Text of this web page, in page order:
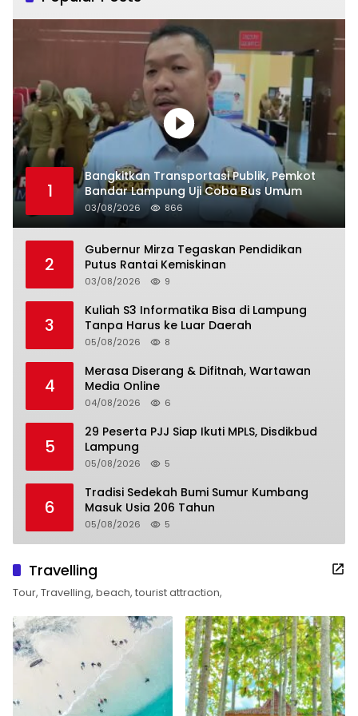
1
Bangkitkan Transportasi Publik, Pemkot
Bandar Lampung Uji Coba Bus Umum
03/08/2026 866
2
Gubernur Mirza Tegaskan Pendidikan
Putus Rantai Kemiskinan
03/08/2026 9
3
Kuliah S3 Informatika Bisa di Lampung
Tanpa Harus ke Luar Daerah
05/08/2026 8
4
Merasa Diserang & Difitnah, Wartawan
Media Online
04/08/2026 6
5
29 Peserta PJJ Siap Ikuti MPLS, Disdikbud
Lampung
05/08/2026 5
6
Tradisi Sedekah Bumi Sumur Kumbang
Masuk Usia 206 Tahun
05/08/2026 5
Travelling
Tour, Travelling, beach, tourist attraction,